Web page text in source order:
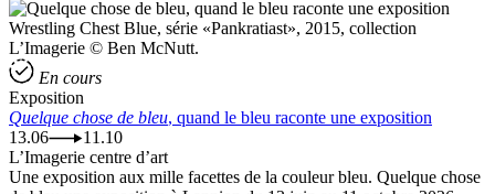
Wrestling Chest Blue, série «Pankratiast», 2015, collection
L’Imagerie © Ben McNutt.
En cours
Exposition
Quelque chose de bleu, quand le bleu raconte une exposition
13.06
11.10
L’Imagerie centre d’art
Une exposition aux mille facettes de la couleur bleu. Quelque chose